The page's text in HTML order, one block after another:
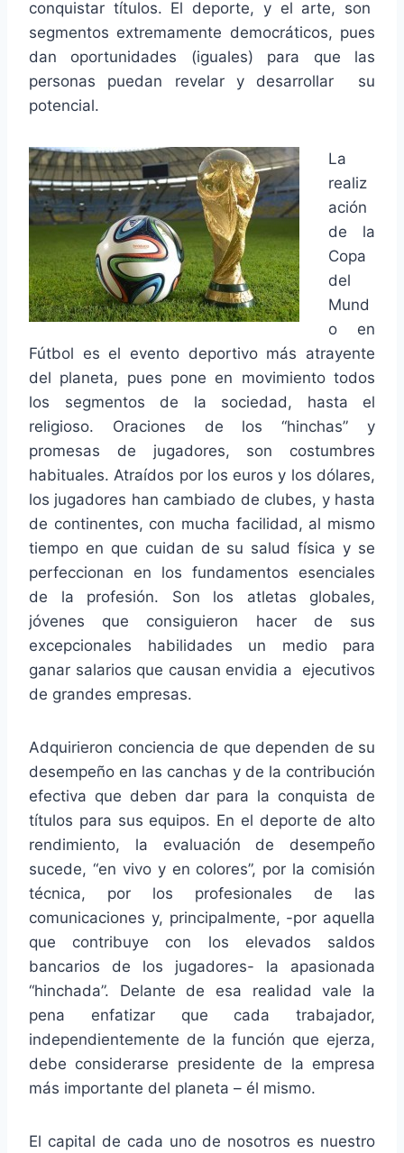
conquistar títulos. El deporte, y el arte, son
segmentos extremamente democráticos, pues
dan oportunidades (iguales) para que las
personas puedan revelar y desarrollar su
potencial.
La
realiz
ación
de la
Copa
del
Mund
o en
Fútbol es el evento deportivo más atrayente
del planeta, pues pone en movimiento todos
los segmentos de la sociedad, hasta el
religioso. Oraciones de los “hinchas” y
promesas de jugadores, son costumbres
habituales. Atraídos por los euros y los dólares,
los jugadores han cambiado de clubes, y hasta
de continentes, con mucha facilidad, al mismo
tiempo en que cuidan de su salud física y se
perfeccionan en los fundamentos esenciales
de la profesión. Son los atletas globales,
jóvenes que consiguieron hacer de sus
excepcionales habilidades un medio para
ganar salarios que causan envidia a ejecutivos
de grandes empresas.
Adquirieron conciencia de que dependen de su
desempeño en las canchas y de la contribución
efectiva que deben dar para la conquista de
títulos para sus equipos. En el deporte de alto
rendimiento, la evaluación de desempeño
sucede, “en vivo y en colores”, por la comisión
técnica, por los profesionales de las
comunicaciones y, principalmente, -por aquella
que contribuye con los elevados saldos
bancarios de los jugadores- la apasionada
“hinchada”. Delante de esa realidad vale la
pena enfatizar que cada trabajador,
independientemente de la función que ejerza,
debe considerarse presidente de la empresa
más importante del planeta – él mismo.
El capital de cada uno de nosotros es nuestro